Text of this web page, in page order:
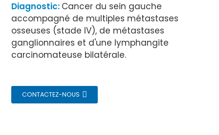
Diagnostic: Cancer du sein gauche
accompagné de multiples métastases
osseuses (stade IV), de métastases
ganglionnaires et d'une lymphangite
carcinomateuse bilatérale.
CONTACTEZ-NOUS